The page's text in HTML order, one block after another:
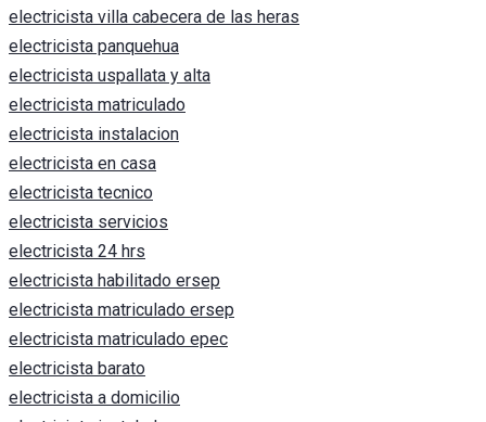
electricista villa cabecera de las heras
electricista panquehua
electricista uspallata y alta
electricista matriculado
electricista instalacion
electricista en casa
electricista tecnico
electricista servicios
electricista 24 hrs
electricista habilitado ersep
electricista matriculado ersep
electricista matriculado epec
electricista barato
electricista a domicilio